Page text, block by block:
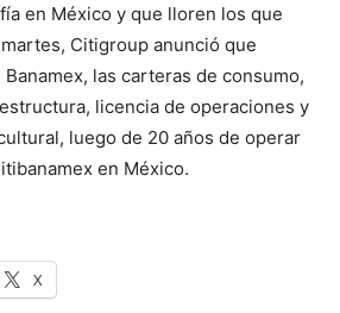
en México y que lloren los que
Citigroup anunció que
las carteras de consumo,
licencia de operaciones y
luego de 20 años de operar
en México.
X